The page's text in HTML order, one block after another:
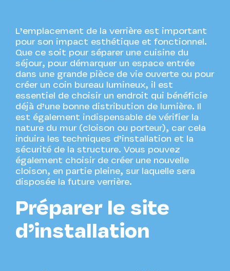
L’emplacement de la verrière est important
pour son impact esthétique et fonctionnel.
Que ce soit pour séparer une cuisine du
séjour, pour démarquer un espace entrée
dans une grande pièce de vie ouverte ou pour
créer un coin bureau lumineux, il est
essentiel de choisir un endroit qui bénéficie
déjà d’une bonne distribution de lumière. Il
est également indispensable de vérifier la
nature du mur (cloison ou porteur), car cela
induira les techniques d’installation et la
sécurité de la structure. Vous pouvez
également choisir de créer une nouvelle
cloison, en partie pleine, sur laquelle sera
disposée la future verrière.
Préparer le site
d’installation